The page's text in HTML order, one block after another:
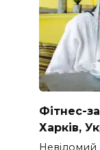
Фітнес-
Харків,
Невідомий